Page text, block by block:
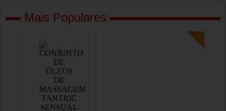
Mais Populares